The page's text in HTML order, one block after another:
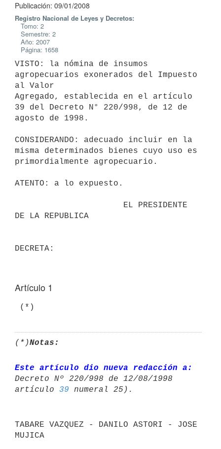
Publicación: 09/01/2008
Registro Nacional de Leyes y Decretos:
Tomo: 2
Semestre: 2
Año: 2007
Página: 1658
VISTO: la nómina de insumos
agropecuarios exonerados del Impuesto
al Valor
Agregado, establecida en el artículo
39 del Decreto N° 220/998, de 12 de
agosto de 1998.
CONSIDERANDO: adecuado incluir en la
misma determinados bienes cuyo uso es
primordialmente agropecuario.
ATENTO: a lo expuesto.
DE LA REPUBLICA
Artículo 1
(*)
(*)Notas:
Este artículo dio nueva redacción a:
Decreto Nº 220/998 de 12/08/1998
artículo 39
TABARE VAZQUEZ - DANILO ASTORI - JOSE